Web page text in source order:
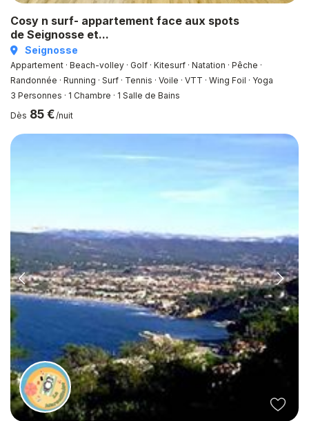
Cosy n surf- appartement face aux spots
de Seignosse et...
Seignosse
Appartement · Beach-volley · Golf · Kitesurf · Natation · Pêche ·
Randonnée · Running · Surf · Tennis · Voile · VTT · Wing Foil · Yoga
3 Personnes · 1 Chambre · 1 Salle de Bains
Dès 85 €/nuit